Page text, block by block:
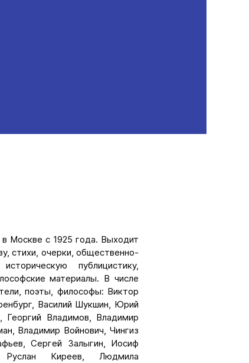
Москве с 1925 года. Выходит
стихи, очерки, общественно-
публицистику,
материалы. В числе
поэты, философы: Виктор
Василий Шукшин, Юрий
Владимов, Владимир
Владимир Войнович, Чингиз
Сергей Залыгин, Иосиф
Киреев, Людмила